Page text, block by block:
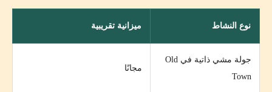
نوع النشاط ميزانية تقريبية
جولة مشي ذاتية في Old
Town
مجانًا